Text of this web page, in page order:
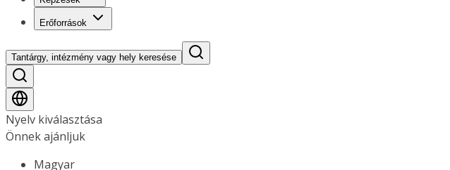
Erőforrások
Tantárgy, intézmény vagy hely keresése
Nyelv kiválasztása
Önnek ajánljuk
Magyar